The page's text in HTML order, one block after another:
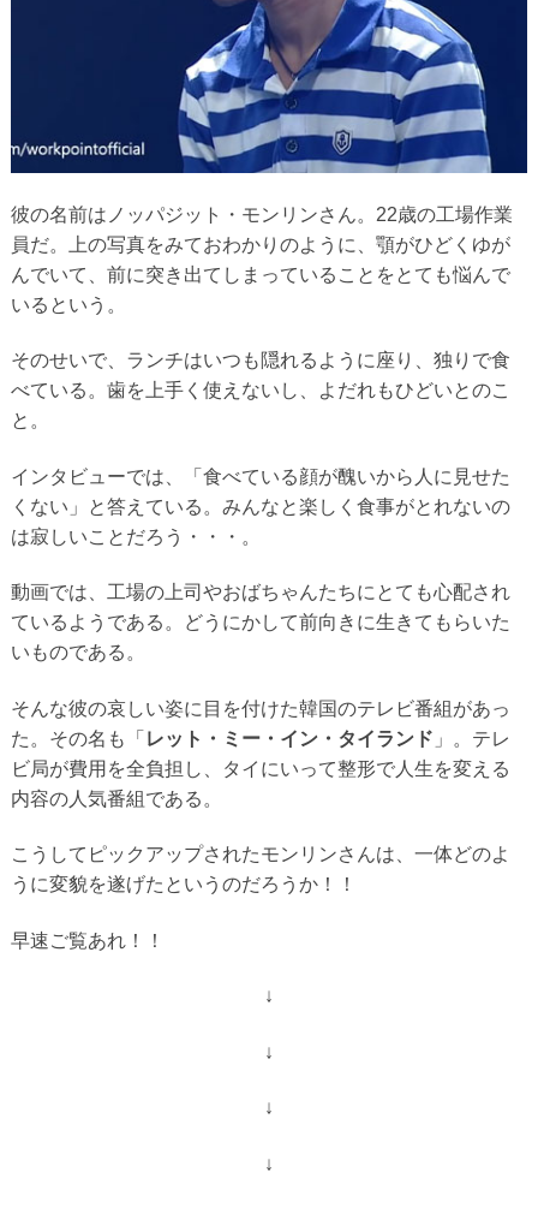
彼の名前はノッパジット・モンリンさん。22歳の工場作業
員だ。上の写真をみておわかりのように、顎がひどくゆが
んでいて、前に突き出てしまっていることをとても悩んで
いるという。
そのせいで、ランチはいつも隠れるように座り、独りで食
べている。歯を上手く使えないし、よだれもひどいとのこ
と。
インタビューでは、「食べている顔が醜いから人に見せた
くない」と答えている。みんなと楽しく食事がとれないの
は寂しいことだろう・・・。
動画では、工場の上司やおばちゃんたちにとても心配され
ているようである。どうにかして前向きに生きてもらいた
いものである。
そんな彼の哀しい姿に目を付けた韓国のテレビ番組があっ
た。その名も「 レット・ミー・イン・タイランド 」。テレ
ビ局が費用を全負担し、タイにいって整形で人生を変える
内容の人気番組である。
こうしてピックアップされたモンリンさんは、一体どのよ
うに変貌を遂げたというのだろうか！！
早速ご覧あれ！！
↓
↓
↓
↓